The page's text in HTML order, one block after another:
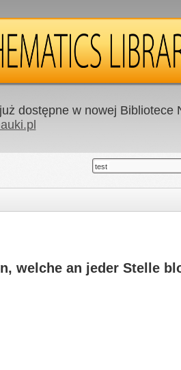
dostępne w nowej Bibliotece
test
welche an jeder Stelle